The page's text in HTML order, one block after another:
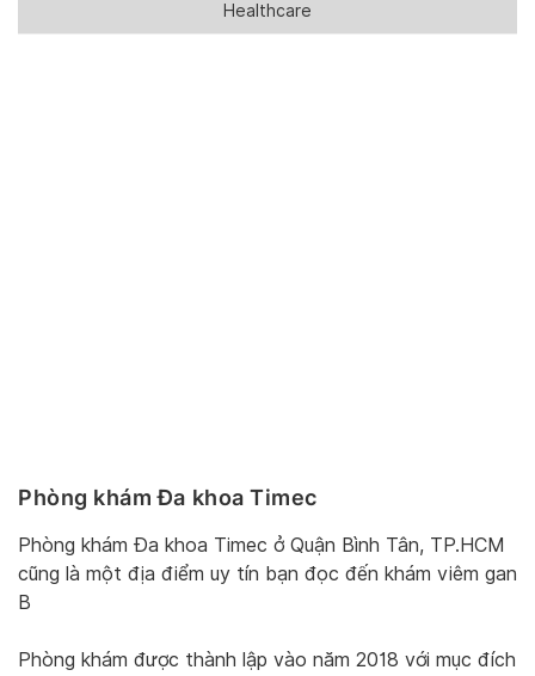
Healthcare
Phòng khám Đa khoa Timec
Phòng khám Đa khoa Timec ở Quận Bình Tân, TP.HCM
cũng là một địa điểm uy tín bạn đọc đến khám viêm gan
B
Phòng khám được thành lập vào năm 2018 với mục đích